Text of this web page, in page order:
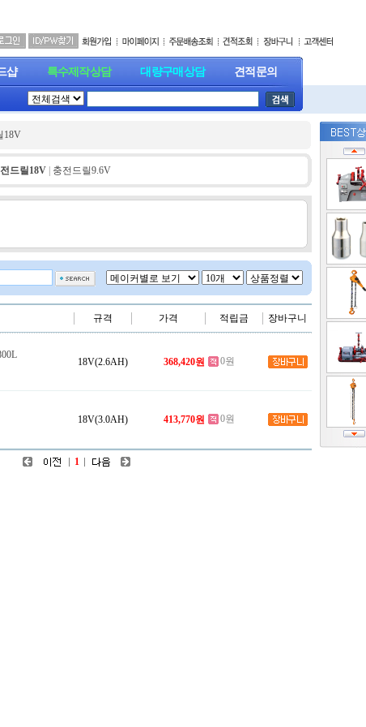
샵 특수제작상담 대량구매상담 견적문의
18V
드릴18V 충전드릴9.6V
규격 가격 적립금 장바구니
18V(2.6AH) 368,420원 0원
18V(3.0AH) 413,770원 0원
1